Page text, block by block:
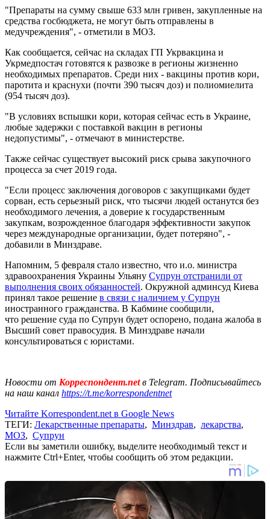
"Препараты на сумму свыше 633 млн гривен, закупленные на
средства госбюджета, не могут быть отправлены в
медучреждения", - отметили в МОЗ.
Как сообщается, сейчас на складах ГП Укрвакцина и
Укрмедпостач готовятся к развозке в регионы жизненно
необходимых препаратов. Среди них - вакцины против кори,
паротита и краснухи (почти 390 тысяч доз) и полиомиелита
(954 тысяч доз).
"В условиях вспышки кори, которая сейчас есть в Украине,
любые задержки с поставкой вакцин в регионы
недопустимы", - отмечают в министерстве.
Также сейчас существует высокий риск срыва закупочного
процесса за счет 2019 года.
"Если процесс заключения договоров с закупщиками будет
сорван, есть серьезный риск, что тысячи людей останутся без
необходимого лечения, а доверие к государственным
закупкам, возрожденное благодаря эффективности закупок
через международные организации, будет потеряно", -
добавили в Минздраве.
Напомним, 5 февраля стало известно, что и.о. министра
здравоохранения Украины Ульяну Супрун отстранили от
выполнения своих обязанностей. Окружной админсуд Киева
принял такое решение в связи с наличием у Супрун
иностранного гражданства. В Кабмине сообщили,
что решение суда по Супрун будет оспорено, подана жалоба в
Высший совет правосудия. В Минздраве начали
консультироваться с юристами.
Новости от Корреспондент.netв Telegram. Подписывайтесь
на наш канал https://t.me/korrespondentnet
Читайте Korrespondent.net в Google News
ТЕГИ: Лекарственные препараты, Минздрав, лекарства,
МОЗ, Супрун
Если вы заметили ошибку, выделите необходимый текст и
нажмите Ctrl+Enter, чтобы сообщить об этом редакции.